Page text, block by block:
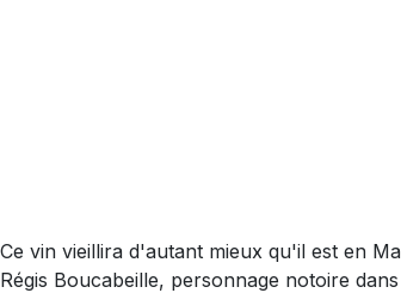
Ce vin vieillira d'autant mieux qu'il est en
Régis Boucabeille, personnage notoire